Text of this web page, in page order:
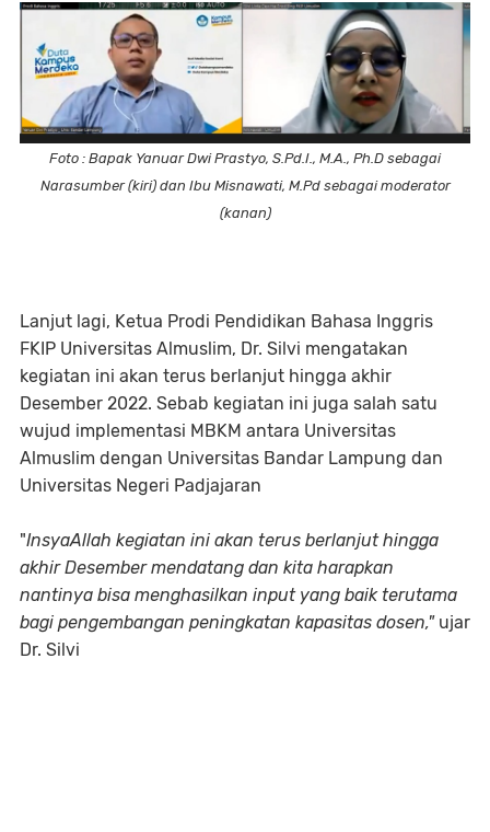
Foto : Bapak Yanuar Dwi Prastyo, S.Pd.I., M.A., Ph.D sebagai
Narasumber (kiri) dan Ibu Misnawati, M.Pd sebagai moderator
(kanan)
Lanjut lagi, Ketua Prodi Pendidikan Bahasa Inggris
FKIP Universitas Almuslim, Dr. Silvi mengatakan
kegiatan ini akan terus berlanjut hingga akhir
Desember 2022. Sebab kegiatan ini juga salah satu
wujud implementasi MBKM antara Universitas
Almuslim dengan Universitas Bandar Lampung dan
Universitas Negeri Padjajaran
"InsyaAllah kegiatan ini akan terus berlanjut hingga
akhir Desember mendatang dan kita harapkan
nantinya bisa menghasilkan input yang baik terutama
bagi pengembangan peningkatan kapasitas dosen,"ujar
Dr. Silvi